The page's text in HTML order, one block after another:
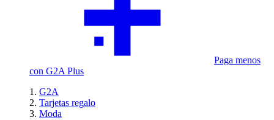
Paga menos
con G2A Plus
G2A
Tarjetas regalo
Moda